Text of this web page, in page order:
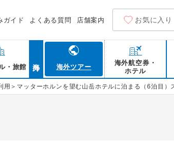
ガイド よくある質問 店舗案内 お気に入り
・旅館 海外ツアー
海外航空券・
ホテル
用＞マッターホルンを望む山岳ホテルに泊まる（6泊目